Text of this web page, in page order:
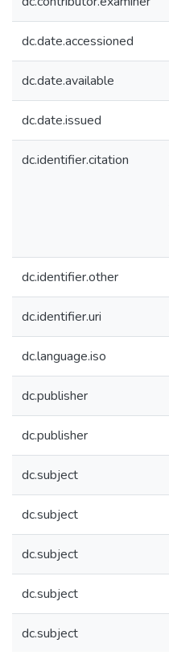
dc.date.accessioned
dc.date.available
dc.date.issued
dc.identifier.citation
dc.identifier.other
dc.identifier.uri
dc.language.iso
dc.publisher
dc.publisher
dc.subject
dc.subject
dc.subject
dc.subject
dc.subject